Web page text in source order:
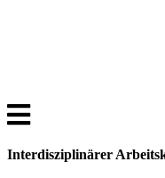
Interdisziplinärer